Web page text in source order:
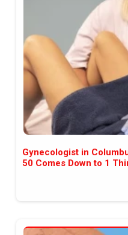
Gynecologist in
50 Comes Down to 1